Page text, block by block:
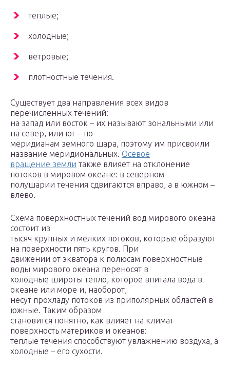
теплые;
холодные;
ветровые;
плотностные течения.
Существует два направления всех видов
перечисленных течений:
на запад или восток – их называют зональными или
на север, или юг – по
меридианам земного шара, поэтому им присвоили
название меридиональных. Осевое
вращение земли также влияет на отклонение
потоков в мировом океане: в северном
полушарии течения сдвигаются вправо, а в южном –
влево.
Схема поверхностных течений вод мирового океана
состоит из
тысяч крупных и мелких потоков, которые образуют
на поверхности пять кругов. При
движении от экватора к полюсам поверхностные
воды мирового океана переносят в
холодные широты тепло, которое впитала вода в
океане или море и, наоборот,
несут прохладу потоков из приполярных областей в
южные. Таким образом
становится понятно, как влияет на климат
поверхность материков и океанов:
теплые течения способствуют увлажнению воздуха, а
холодные – его сухости.